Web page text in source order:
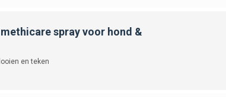
spray voor hond &
en teken